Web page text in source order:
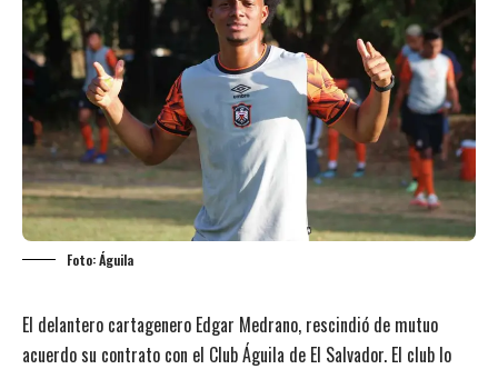
Foto: Águila
El delantero cartagenero Edgar Medrano, rescindió de mutuo
acuerdo su contrato con el Club Águila de El Salvador. El club lo